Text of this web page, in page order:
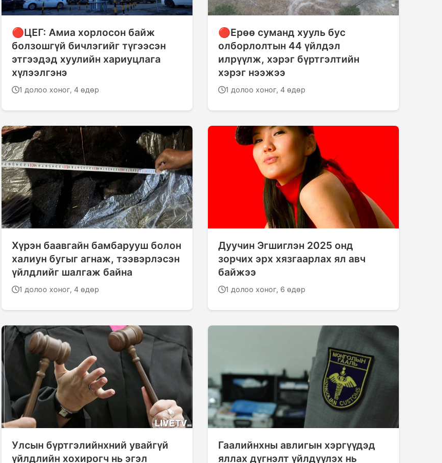
🔴ЦЕГ: Амиа хорлосон байж
болзошгүй бичлэгийг түгээсэн
этгээдэд хуулийн хариуцлага
хүлээлгэнэ
1 долоо хоног, 4 өдөр
🔴Ерөө суманд хууль бус
олборлолтын 44 үйлдэл
илрүүлж, хэрэг бүртгэлтийн
хэрэг нээжээ
1 долоо хоног, 4 өдөр
Хүрэн баавгайн бамбарууш болон
халиун бугыг агнаж, тээвэрлэсэн
үйлдлийг шалгаж байна
1 долоо хоног, 4 өдөр
Дуучин Эгшиглэн 2025 онд
зорчих эрх хязгаарлах ял авч
байжээ
1 долоо хоног, 6 өдөр
Улсын бүртгэлийнхний увайгүй
үйлдлийн хохирогч нь эгэл
Гаалийнхны авлигын хэргүүдэд
яллах дүгнэлт үйлдүүлэх нь